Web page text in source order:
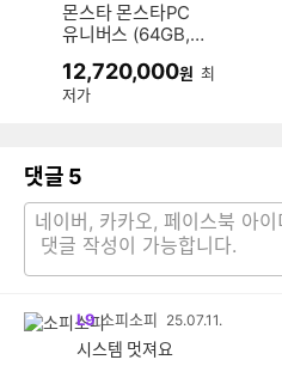
몬스타 몬스타PC
유니버스 (64GB,
12,720,000원 최
저가
댓글 5
L9 소피소피 25.07.11.
시스템 멋져요